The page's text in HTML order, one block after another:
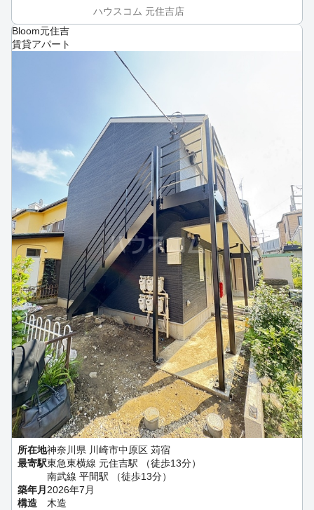
ハウスコム 元住吉店
Bloom元住吉
賃貸アパート
所在地神奈川県 川崎市中原区 苅宿
最寄駅東急東横線 元住吉駅 （徒歩13分）
南武線 平間駅 （徒歩13分）
築年月 2026年7月
構造
木造